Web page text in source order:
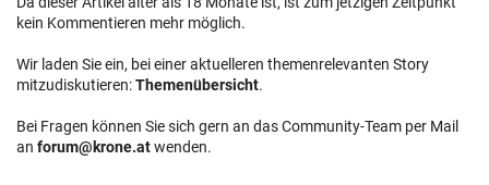
kein Kommentieren mehr möglich.
Wir laden Sie ein, bei einer aktuelleren themenrelevanten Story
mitzudiskutieren:Themenübersicht.
Bei Fragen können Sie sich gern an das Community-Team per Mail
an forum@krone.atwenden.